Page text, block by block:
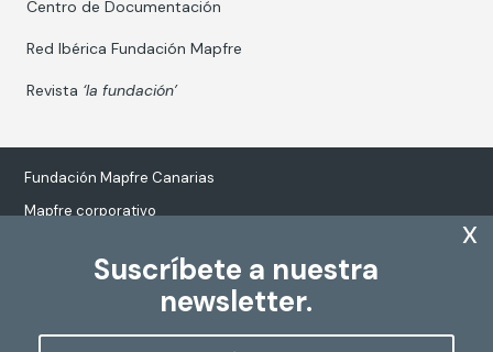
Suscríbete a nuestra
newsletter.
x
Centro de Documentación
Red Ibérica Fundación Mapfre
Revista ‘la fundación’
Fundación Mapfre Canarias
Mapfre corporativo
Tratamiento de datos personales
Política de Cookies